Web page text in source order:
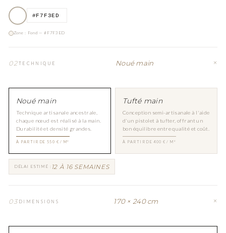
Zone : Fond — #F7F3ED
02TECHNIQUE Noué main
Noué main
Technique artisanale ancestrale,
chaque nœud est réalisé à la main.
Durabilité et densité grandes.
À PARTIR DE 550 € / M²
Tufté main
Conception semi-artisanale à l'aide
d'un pistolet à tufter, offrant un
bon équilibre entre qualité et coût.
À PARTIR DE 400 € / M²
DÉLAI ESTIMÉ : 12 À 16 SEMAINES
03 DIMENSIONS 170 × 240 cm